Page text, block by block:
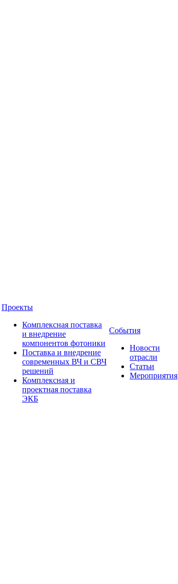
Проекты
Комплексная поставка
и внедрение
компонентов фотоники
Поставка и внедрение
современных ВЧ и СВЧ
решений
Комплексная и
проектная поставка
ЭКБ
События
Новости
отрасли
Статьи
Мероприятия